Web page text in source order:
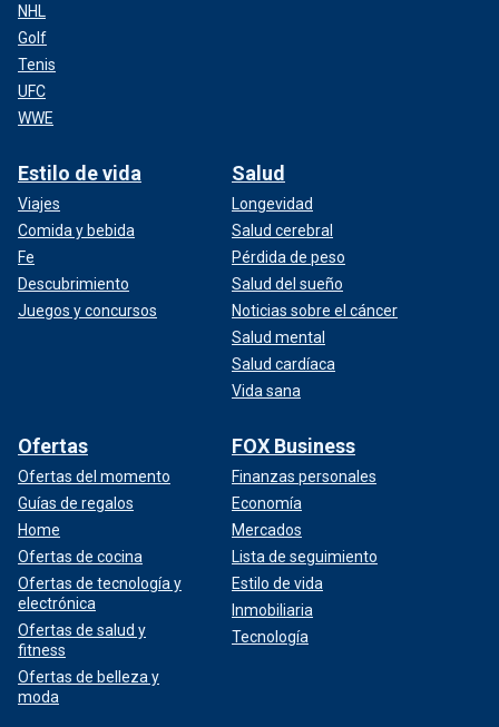
NHL
Golf
Tenis
UFC
WWE
Estilo de vida
Viajes
Comida y bebida
Fe
Descubrimiento
Juegos y concursos
Salud
Longevidad
Salud cerebral
Pérdida de peso
Salud del sueño
Noticias sobre el cáncer
Salud mental
Salud cardíaca
Vida sana
Ofertas
Ofertas del momento
Guías de regalos
Home
Ofertas de cocina
Ofertas de tecnología y
electrónica
Ofertas de salud y
fitness
Ofertas de belleza y
moda
FOX Business
Finanzas personales
Economía
Mercados
Lista de seguimiento
Estilo de vida
Inmobiliaria
Tecnología